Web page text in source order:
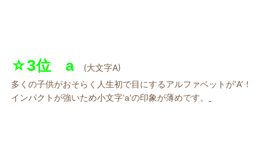
☆3位 a
(大文字A)
多くの子供がおそらく人生初で目にするアルファベットが’A’！
インパクトが強いため小文字‘a‘の印象が薄めです。